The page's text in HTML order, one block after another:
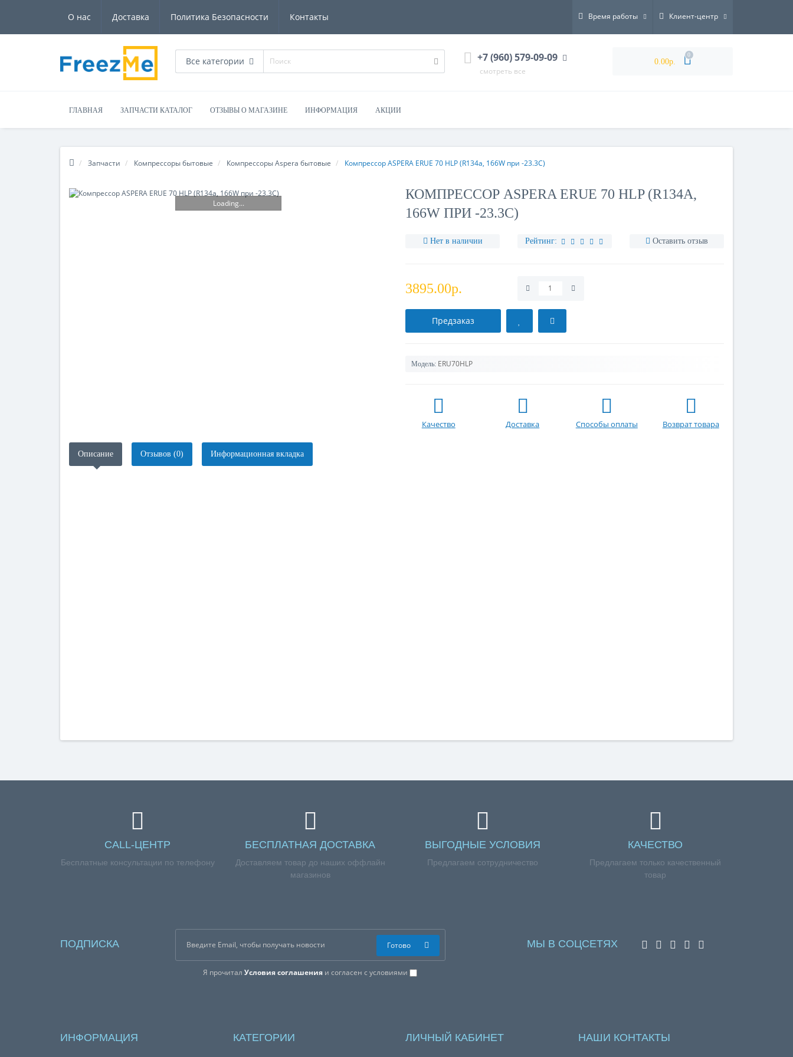
О нас Доставка Политика Безопасности Контакты Время работы Клиент-центр
Все категории +7 (960) 579-09-09
смотреть все
0.00р.
0
ГЛАВНАЯ ЗАПЧАСТИ КАТАЛОГ ОТЗЫВЫ О МАГАЗИНЕ ИНФОРМАЦИЯ АКЦИИ
Запчасти Компрессоры бытовые Компрессоры Aspera бытовые Компрессор ASPERA ERUE 70 HLP (R134a, 166W при -23.3С)
Loading...
КОМПРЕССОР ASPERA ERUE 70 HLP (R134A,
166W ПРИ -23.3С)
Нет в наличии Рейтинг: Оставить отзыв
3895.00р.
Предзаказ
Модель: ERU70HLP
Качество Доставка Способы оплаты Возврат товара
Описание Отзывов (0) Информационная вкладка
CALL-ЦЕНТР
Бесплатные консультации по телефону
БЕСПЛАТНАЯ ДОСТАВКА
Доставляем товар до наших оффлайн
магазинов
ВЫГОДНЫЕ УСЛОВИЯ
Предлагаем сотрудничество
КАЧЕСТВО
Предлагаем только качественный
товар
ПОДПИСКА
Я прочиталУсловия соглашения и согласен с условиями
Готово МЫ В СОЦСЕТЯХ
ИНФОРМАЦИЯ КАТЕГОРИИ ЛИЧНЫЙ КАБИНЕТ НАШИ КОНТАКТЫ